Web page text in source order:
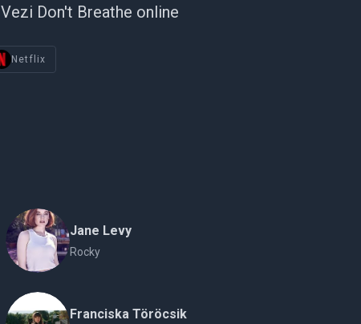
Vezi Don't Breathe online
Netflix
Jane Levy
Rocky
Franciska Töröcsik